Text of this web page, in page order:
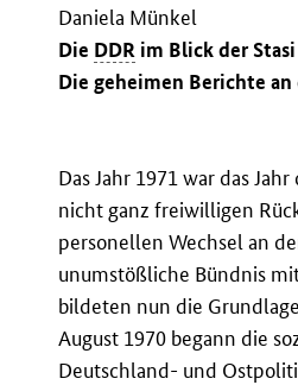
Daniela Münkel
Die DDR im Blick der Stasi
Die geheimen Berichte
Das Jahr 1971 war das
nicht ganz freiwilligen
personellen Wechsel an
unumstößliche Bündnis
bildeten nun die
August 1970 begann die
Deutschland- und